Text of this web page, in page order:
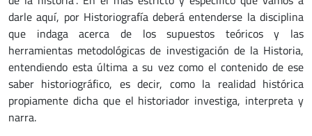
darle aquí, por Historiografía deberá entenderse la disciplina
que indaga acerca de los supuestos teóricos y las
herramientas metodológicas de investigación de la Historia,
entendiendo esta última a su vez como el contenido de ese
saber historiográfico, es decir, como la realidad histórica
propiamente dicha que el historiador investiga, interpreta y
narra.